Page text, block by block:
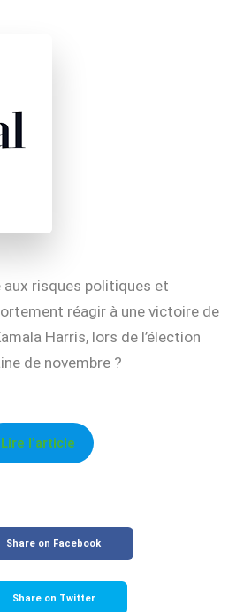
aux risques politiques et
réagir à une victoire de
Harris, lors de l’élection
de novembre ?
Lire l’article
Share on Facebook
Share on Twitter